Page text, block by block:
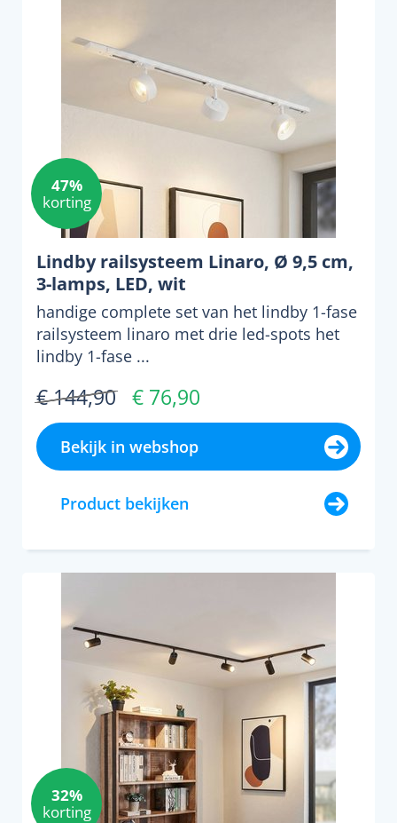
47%
korting
Lindby railsysteem Linaro, Ø 9,5 cm,
3-lamps, LED, wit
handige complete set van het lindby 1-fase
railsysteem linaro met drie led-spots het
lindby 1-fase ...
€ 144,90 € 76,90
Bekijk in webshop
Product bekijken
32%
korting